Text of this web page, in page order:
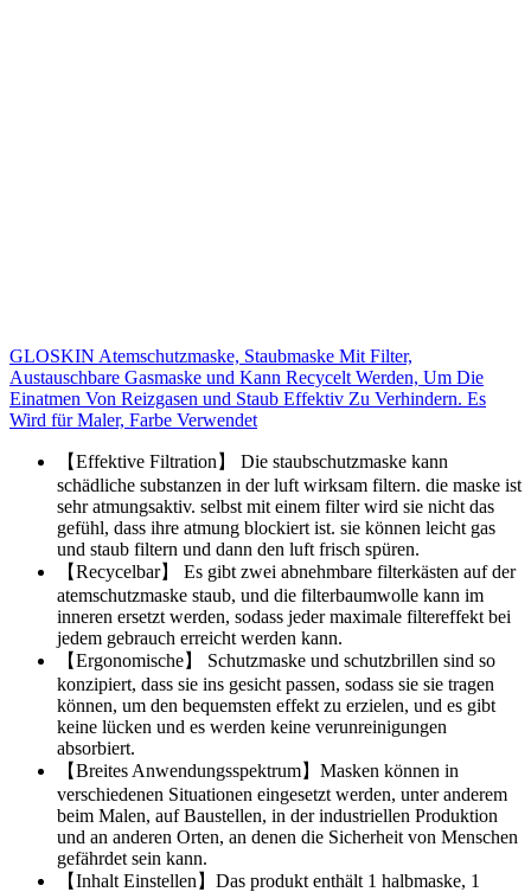
GLOSKIN Atemschutzmaske, Staubmaske Mit Filter,
Austauschbare Gasmaske und Kann Recycelt Werden, Um Die
Einatmen Von Reizgasen und Staub Effektiv Zu Verhindern. Es
Wird für Maler, Farbe Verwendet
【Effektive Filtration】 Die staubschutzmaske kann
schädliche substanzen in der luft wirksam filtern. die maske ist
sehr atmungsaktiv. selbst mit einem filter wird sie nicht das
gefühl, dass ihre atmung blockiert ist. sie können leicht gas
und staub filtern und dann den luft frisch spüren.
【Recycelbar】 Es gibt zwei abnehmbare filterkästen auf der
atemschutzmaske staub, und die filterbaumwolle kann im
inneren ersetzt werden, sodass jeder maximale filtereffekt bei
jedem gebrauch erreicht werden kann.
【Ergonomische】 Schutzmaske und schutzbrillen sind so
konzipiert, dass sie ins gesicht passen, sodass sie sie tragen
können, um den bequemsten effekt zu erzielen, und es gibt
keine lücken und es werden keine verunreinigungen
absorbiert.
【Breites Anwendungsspektrum】Masken können in
verschiedenen Situationen eingesetzt werden, unter anderem
beim Malen, auf Baustellen, in der industriellen Produktion
und an anderen Orten, an denen die Sicherheit von Menschen
gefährdet sein kann.
【Inhalt Einstellen】Das produkt enthält 1 halbmaske, 1